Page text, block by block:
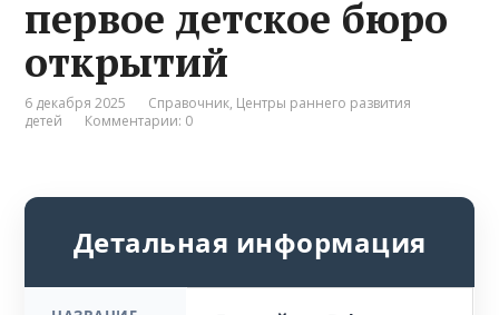
первое детское бюро
открытий
6 декабря 2025 Справочник, Центры раннего развития
детей
Комментарии: 0
Детальная информация